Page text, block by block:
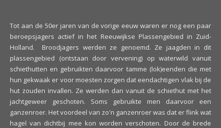
Tot aan de 50er jaren van de vorige eeuw waren er nog een paar
beroepsjagers actief in het Reeuwijkse Plassengebied in Zuid-
Holland. Broodjagers werden ze genoemd. Ze jaagden in dit
plassengebied (ontstaan door vervening) op waterwild vanuit
schiethutten en gebruikten daarvoor tamme (lok)eenden die met
hun gekwaak er voor moesten zorgen dat eendachtigen vlak bij de
hut zouden invallen. Ze werden dan vanuit de schiethut met het
jachtgeweer geschoten. Soms gebruikte men daarvoor een
ganzenroer. Het voordeel van zo'n ganzenroer was dat er flink wat
hagel van dichtbij mee kon worden verschoten. Door de brede